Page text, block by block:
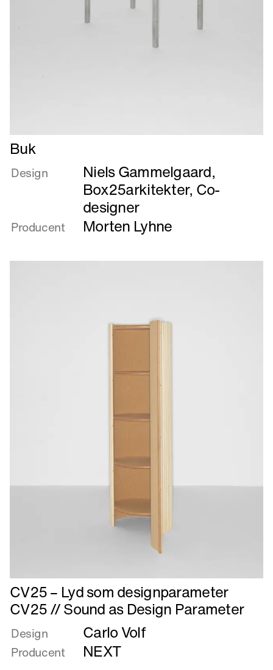
Læs
mere
om
Buk
Design Niels Gammelgaard,
Box25arkitekter, Co-
designer
Producent Morten Lyhne
Læs
mere
om
CV25
Lyd
CV25 – Lyd som designparameter
CV25 // Sound as Design Parameter
Design Carlo Volf
Producent NEXT